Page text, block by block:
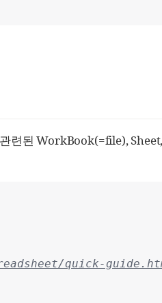
련된 WorkBook(=file),
quick-